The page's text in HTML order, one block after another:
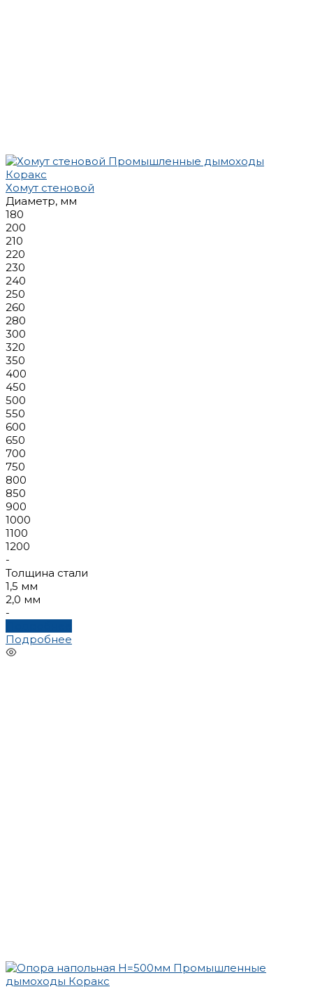
Хомут стеновой
Диаметр, мм
180
200
210
220
230
240
250
260
280
300
320
350
400
450
500
550
600
650
700
750
800
850
900
1000
1100
1200
-
Толщина стали
1,5 мм
2,0 мм
-
Подробнее